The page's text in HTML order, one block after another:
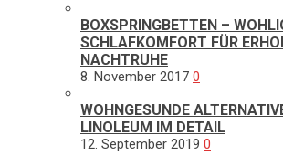
BOXSPRINGBETTEN –
SCHLAFKOMFORT FÜR
NACHTRUHE
8. November 2017 0
WOHNGESUNDE
LINOLEUM IM DETAIL
12. September 2019 0